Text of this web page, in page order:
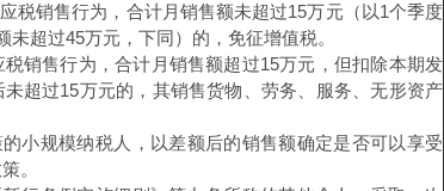
税销售行为，合计月销售额未超过15万元（以1个季度
未超过45万元，下同）的，免征增值税。
销售行为，合计月销售额超过15万元，但扣除本期发
超过15万元的，其销售货物、劳务、服务、无形资产
小规模纳税人，以差额后的销售额确定是否可以享受
。